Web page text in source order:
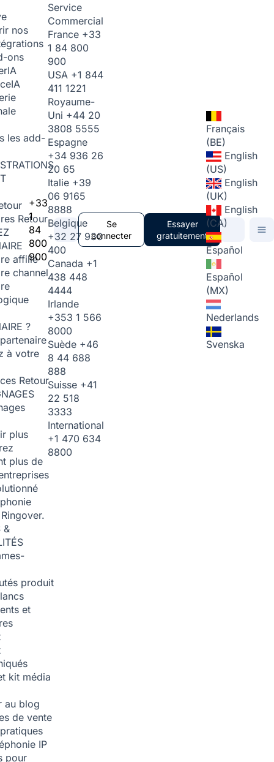
nos
ons
IA
IA
les add-
Retour
affilié
channel
?
à votre
Retour
plus
plus de
&
produit
et
kit média
au blog
de vente
IP
pour
+33
1
84
800
900
Service
Commercial
France +33
1 84 800
900
USA +1 844
411 1221
Royaume-
Uni +44 20
3808 5555
Espagne
+34 936 26
20 65
Italie +39
06 9165
8888
Belgique
+32 27 930
400
Canada +1
438 448
4444
Irlande
+353 1 566
8000
Suède +46
8 44 688
888
Suisse +41
22 518
3333
International
+1 470 634
8800
Se
connecter
Essayer
gratuitement
Français
(BE)
English
(US)
English
(UK)
English
(CA)
Español
Español
(MX)
Nederlands
Svenska